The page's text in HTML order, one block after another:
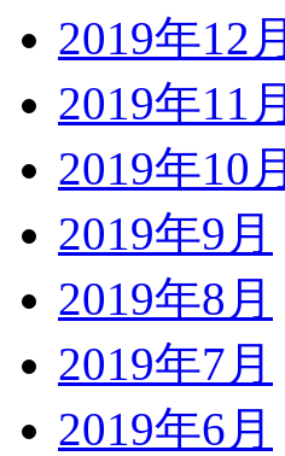
2019年12月
2019年11月
2019年10月
2019年9月
2019年8月
2019年7月
2019年6月